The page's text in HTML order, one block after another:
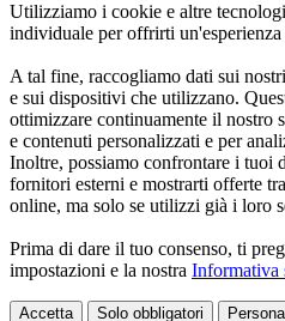
Utilizziamo i cookie e altre
individuale per offrirti
A tal fine, raccogliamo dati sui
e sui dispositivi che utilizzano.
ottimizzare continuamente il nostro
e contenuti personalizzati e per
Inoltre, possiamo confrontare i tuoi
fornitori esterni e mostrarti offerte
online, ma solo se utilizzi già i loro
Prima di dare il tuo consenso, ti
impostazioni e la nostra Informativa
Accetta Solo obbligatori